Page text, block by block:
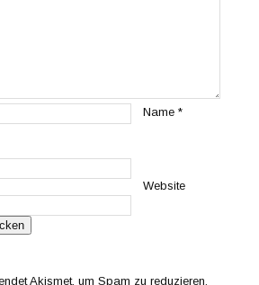
Name*
Website
Akismet, um Spam zu reduzieren.